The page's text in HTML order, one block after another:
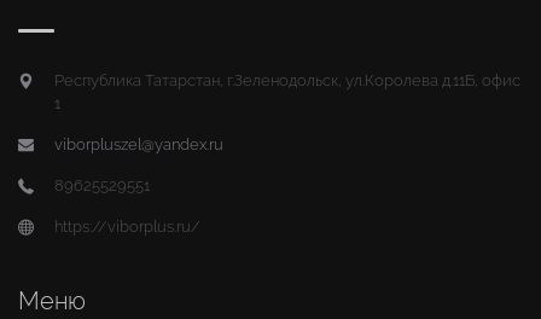
Республика Татарстан, г.Зеленодольск, ул.Королева д.11Б, офис
1
viborpluszel@yandex.ru
89625529551
https://viborplus.ru/
Меню